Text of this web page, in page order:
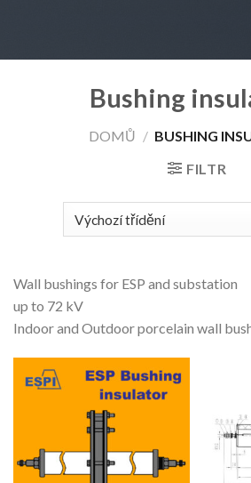
Bushing
DOMŮ / BUSHING
FILTR
Wall bushings for ESP and substation
up to 72 kV
Indoor and Outdoor porcelain wall